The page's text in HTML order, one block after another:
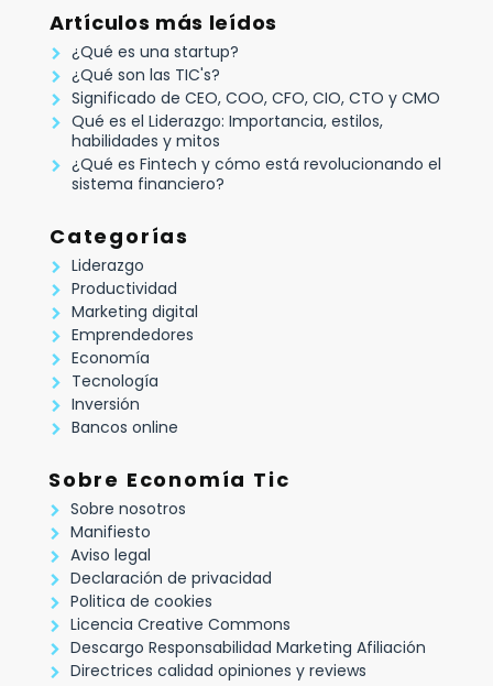
Artículos más leídos
¿Qué es una startup?
¿Qué son las TIC's?
Significado de CEO, COO, CFO, CIO, CTO y CMO
Qué es el Liderazgo: Importancia, estilos,
habilidades y mitos
¿Qué es Fintech y cómo está revolucionando el
sistema financiero?
Categorías
Liderazgo
Productividad
Marketing digital
Emprendedores
Economía
Tecnología
Inversión
Bancos online
Sobre Economía Tic
Sobre nosotros
Manifiesto
Aviso legal
Declaración de privacidad
Politica de cookies
Licencia Creative Commons
Descargo Responsabilidad Marketing Afiliación
Directrices calidad opiniones y reviews